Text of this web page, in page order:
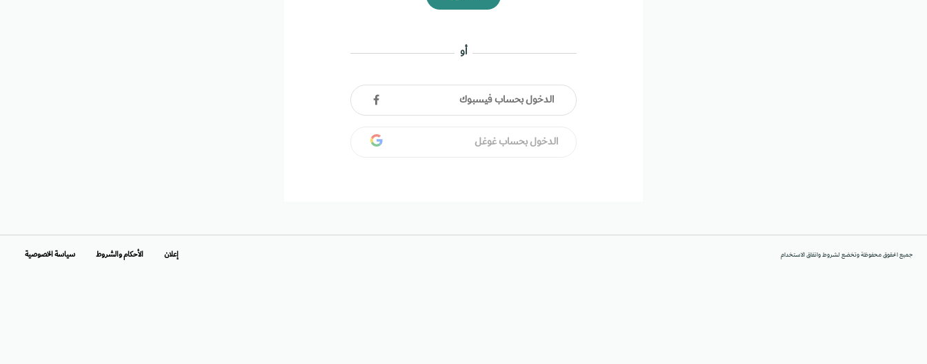
أو
الدخول بحساب فيسبوك
الدخول بحساب غوغل
جميع الحقوق محفوظة وتخضع لشروط واتفاق الاستخدام إعلان الأحكام والشروط سياسة الخصوصية